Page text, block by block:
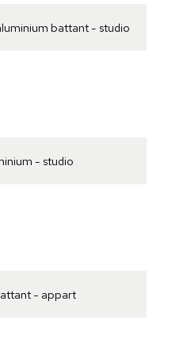
battant - studio
- studio
- appart